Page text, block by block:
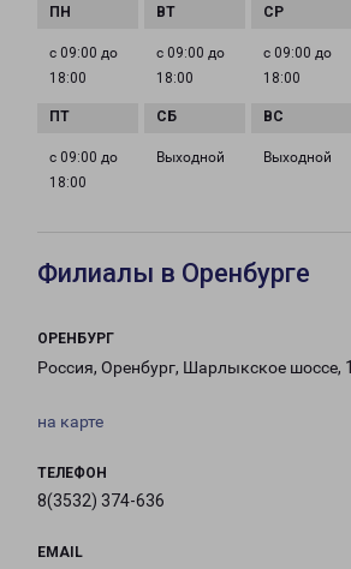
с 09:00 до
18:00
с 09:00 до
18:00
с 09:00 до
18:00
с 09:00 до
18:00
Выходной Выходной
Филиалы в Оренбурге
ОРЕНБУРГ
Россия, Оренбург, Шарлыкское шоссе,
на карте
ТЕЛЕФОН
8(3532) 374-636
EMAIL